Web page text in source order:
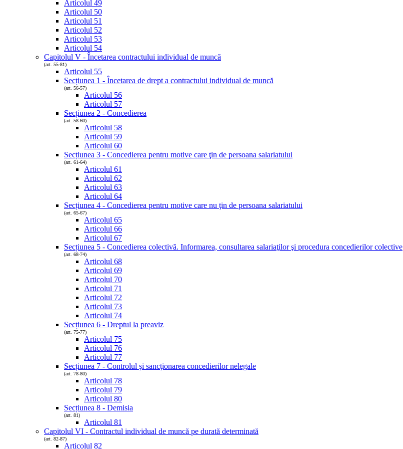
Articolul 49
Articolul 50
Articolul 51
Articolul 52
Articolul 53
Articolul 54
Capitolul V - Încetarea contractului individual de muncă
(art. 55-81)
Articolul 55
Secțiunea 1 - Încetarea de drept a contractului individual de muncă
(art. 56-57)
Articolul 56
Articolul 57
Secțiunea 2 - Concedierea
(art. 58-60)
Articolul 58
Articolul 59
Articolul 60
Secțiunea 3 - Concedierea pentru motive care ţin de persoana salariatului
(art. 61-64)
Articolul 61
Articolul 62
Articolul 63
Articolul 64
Secțiunea 4 - Concedierea pentru motive care nu ţin de persoana salariatului
(art. 65-67)
Articolul 65
Articolul 66
Articolul 67
Secțiunea 5 - Concedierea colectivă. Informarea, consultarea salariaţilor şi procedura concedierilor colective
(art. 68-74)
Articolul 68
Articolul 69
Articolul 70
Articolul 71
Articolul 72
Articolul 73
Articolul 74
Secțiunea 6 - Dreptul la preaviz
(art. 75-77)
Articolul 75
Articolul 76
Articolul 77
Secțiunea 7 - Controlul şi sancţionarea concedierilor nelegale
(art. 78-80)
Articolul 78
Articolul 79
Articolul 80
Secțiunea 8 - Demisia
(art. 81)
Articolul 81
Capitolul VI - Contractul individual de muncă pe durată determinată
(art. 82-87)
Articolul 82